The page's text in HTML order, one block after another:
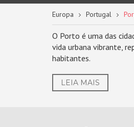
Europa Portugal
O Porto é uma das
vida urbana vibrante,
habitantes.
LEIA MAIS